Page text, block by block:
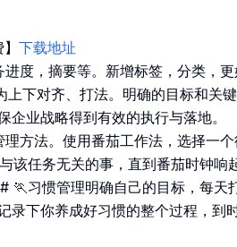
下载地址
度，摘要等。新增标签，分类，更
下对齐、打法。明确的目标和关
业战略得到有效的执行与落地。
方法。使用番茄工作法，选择一
该任务无关的事，直到番茄时钟响
🏃习惯管理明确自己的目标，每天
录下你养成好习惯的整个过程，到